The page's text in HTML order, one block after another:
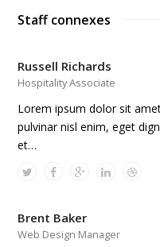
Staff connexes
Russell Richards
Hospitality Associate
Lorem ipsum dolor sit
pulvinar nisl enim, eget
et…
Brent Baker
Web Design Manager